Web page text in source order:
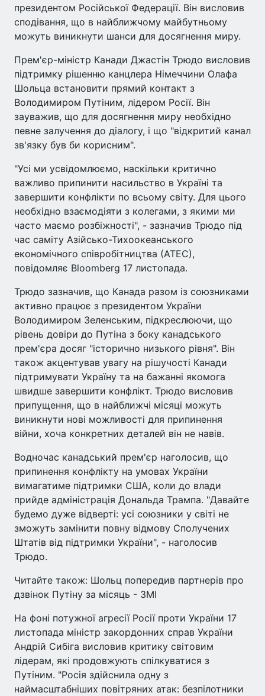
президентом Російської Федерації. Він висловив
сподівання, що в найближчому майбутньому
можуть виникнути шанси для досягнення миру.
Прем'єр-міністр Канади Джастін Трюдо висловив
підтримку рішенню канцлера Німеччини Олафа
Шольца встановити прямий контакт з
Володимиром Путіним, лідером Росії. Він
зауважив, що для досягнення миру необхідно
певне залучення до діалогу, і що "відкритий канал
зв'язку був би корисним".
"Усі ми усвідомлюємо, наскільки критично
важливо припинити насильство в Україні та
завершити конфлікти по всьому світу. Для цього
необхідно взаємодіяти з колегами, з якими ми
часто маємо розбіжності", - зазначив Трюдо під
час саміту Азійсько-Тихоокеанського
економічного співробітництва (АТЕС),
повідомляє Bloomberg 17 листопада.
Трюдо зазначив, що Канада разом із союзниками
активно працює з президентом України
Володимиром Зеленським, підкреслюючи, що
рівень довіри до Путіна з боку канадського
прем'єра досяг "історично низького рівня". Він
також акцентував увагу на рішучості Канади
підтримувати Україну та на бажанні якомога
швидше завершити конфлікт. Трюдо висловив
припущення, що в найближчі місяці можуть
виникнути нові можливості для припинення
війни, хоча конкретних деталей він не навів.
Водночас канадський прем'єр наголосив, що
припинення конфлікту на умовах України
вимагатиме підтримки США, коли до влади
прийде адміністрація Дональда Трампа. "Давайте
будемо дуже відверті: усі союзники у світі не
зможуть замінити повну відмову Сполучених
Штатів від підтримки України", - наголосив
Трюдо.
Читайте також: Шольц попередив партнерів про
дзвінок Путіну за місяць - ЗМІ
На фоні потужної агресії Росії проти України 17
листопада міністр закордонних справ України
Андрій Сибіга висловив критику світовим
лідерам, які продовжують спілкуватися з
Путіним. "Росія здійснила одну з
наймасштабніших повітряних атак: безпілотники